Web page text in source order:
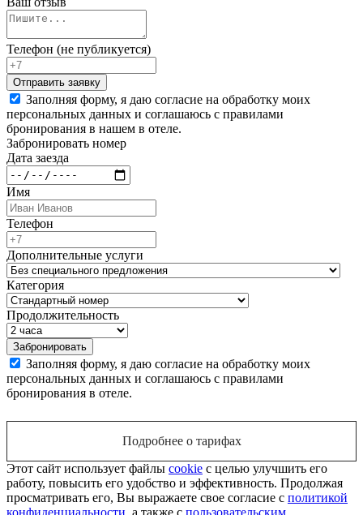
Телефон (не публикуется)
Заполняя форму, я даю согласие на обработку моих
персональных данных и соглашаюсь с правилами
бронирования в нашем в отеле.
Забронировать номер
Дата заезда
Имя
Телефон
Дополнительные услуги
Категория
Продолжительность
Заполняя форму, я даю согласие на обработку моих
персональных данных и соглашаюсь с правилами
бронирования в отеле.
Подробнее о тарифах
Этот сайт использует файлы cookie с целью улучшить его
работу, повысить его удобство и эффективность. Продолжая
просматривать его, Вы выражаете свое согласие с политикой
конфиденциальности , а также с пользовательским